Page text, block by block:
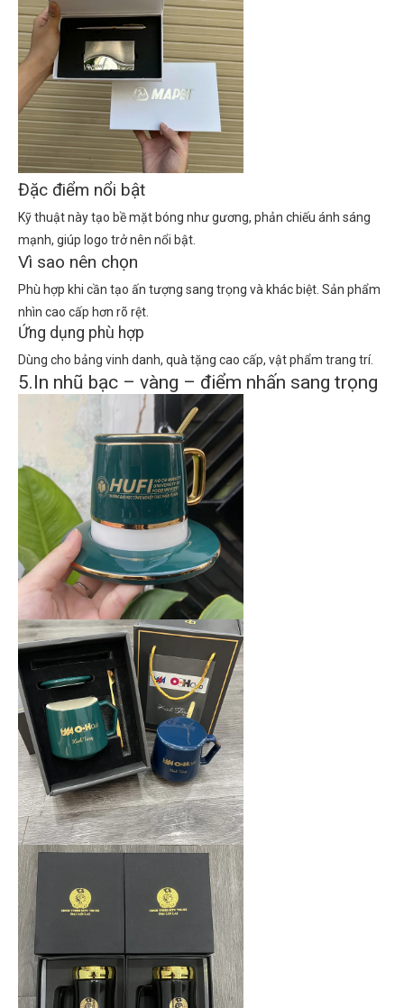
Đặc điểm nổi bật
Kỹ thuật này tạo bề mặt bóng như gương, phản chiếu ánh sáng
mạnh, giúp logo trở nên nổi bật.
Vì sao nên chọn
Phù hợp khi cần tạo ấn tượng sang trọng và khác biệt. Sản phẩm
nhìn cao cấp hơn rõ rệt.
Ứng dụng phù hợp
Dùng cho bảng vinh danh, quà tặng cao cấp, vật phẩm trang trí.
5.In nhũ bạc – vàng – điểm nhấn sang trọng